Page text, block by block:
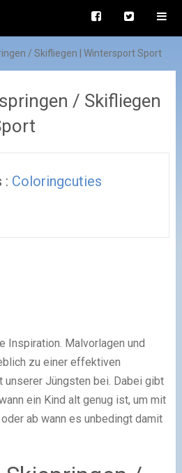
/ Skifliegen | Wintersport Sport
/ Skifliegen
: Coloringcuties
Inspiration. Malvorlagen und
zu einer effektiven
unserer Jüngsten bei. Dabei gibt
ein Kind alt genug ist, um mit
ab wann es unbedingt damit